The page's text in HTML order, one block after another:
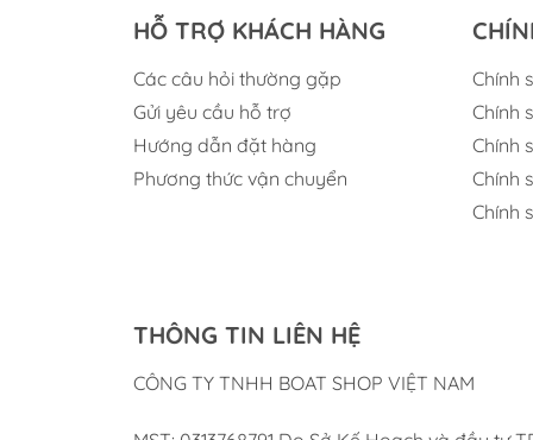
HỖ TRỢ KHÁCH HÀNG
Các câu hỏi thường gặp
Gửi yêu cầu hỗ trợ
Hướng dẫn đặt hàng
Phương thức vận chuyển
Chính
Chính
Chính
Chính
Chính
THÔNG TIN LIÊN HỆ
CÔNG TY TNHH BOAT SHOP VIỆT NAM